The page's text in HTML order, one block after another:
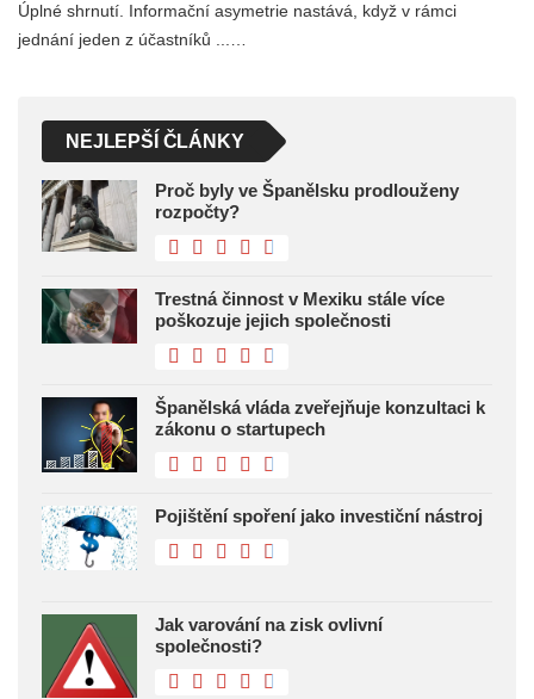
Úplné shrnutí. Informační asymetrie nastává, když v rámci
jednání jeden z účastníků ...…
NEJLEPŠÍ ČLÁNKY
Proč byly ve Španělsku prodlouženy
rozpočty?
Trestná činnost v Mexiku stále více
poškozuje jejich společnosti
Španělská vláda zveřejňuje konzultaci k
zákonu o startupech
Pojištění spoření jako investiční nástroj
Jak varování na zisk ovlivní
společnosti?